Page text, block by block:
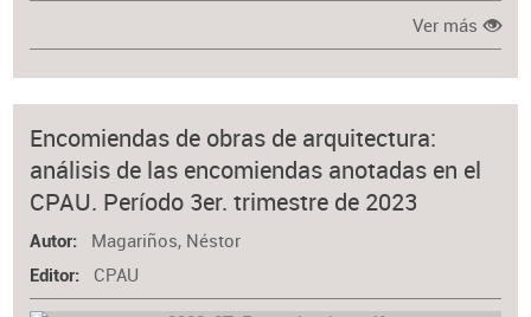
Ver más
Encomiendas de obras de arquitectura:
análisis de las encomiendas anotadas en el
CPAU. Período 3er. trimestre de 2023
Autor Magariños, Néstor
Editor CPAU